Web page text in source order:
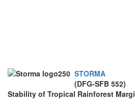
STORMA
(DFG-SFB 552)
Stability of Tropical Rainforest